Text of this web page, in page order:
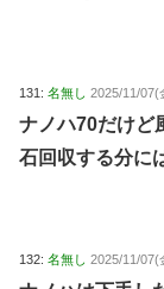
131: 名無し 2025/11/07(
ナノハ70だけど
石回収する分に
132: 名無し 2025/11/07(